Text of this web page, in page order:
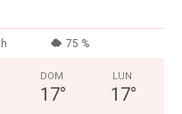
75 %
DOM
17°
LUN
17°